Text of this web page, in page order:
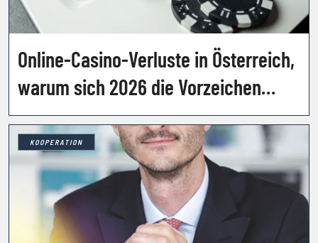
Online-Casino-Verluste in Österreich,
warum sich 2026 die Vorzeichen
drehen
KOOPERATION